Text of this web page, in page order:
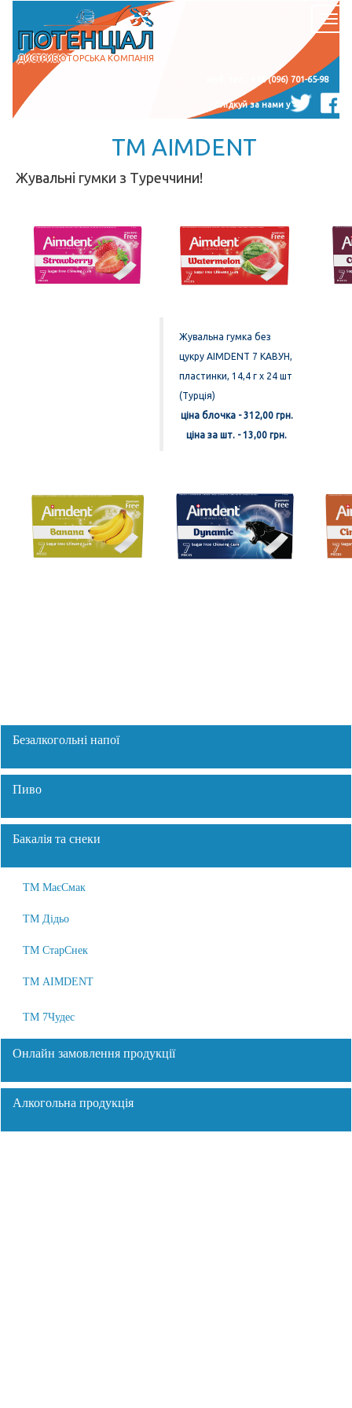
ПОТЕНЦІАЛ
ДИСТРИБЮТОРСЬКА КОМПАНІЯ
моб. тел.: +38 (096) 701-65-98
Слідкуй за нами у
ТМ AIMDENT
Жувальні гумки з Туреччини!
Жувальна гумка без
цукру AIMDENT 7 КАВУН,
пластинки, 14,4 г x 24 шт
(Турція)
ціна блочка - 312,00 грн.
ціна за шт. - 13,00 грн.
Безалкогольні напої
Пиво
Бакалія та снеки
ТМ МаєСмак
ТМ Дідьо
ТМ СтарСнек
ТМ AIMDENT
ТМ 7Чудес
Онлайн замовлення продукції
Алкогольна продукція